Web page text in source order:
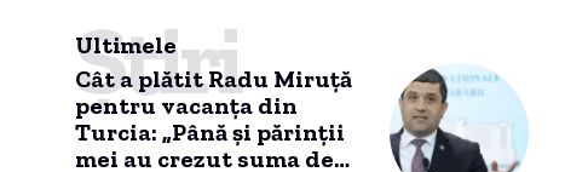
Ultimele
Știri
Cât a plătit Radu Miruță
pentru vacanța din
Turcia: „Până și părinții
mei au crezut suma de